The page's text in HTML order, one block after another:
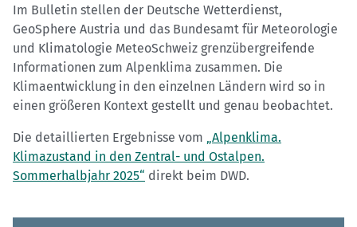
Im Bulletin stellen der Deutsche Wetterdienst,
GeoSphere Austria und das Bundesamt für Meteorologie
und Klimatologie MeteoSchweiz grenzübergreifende
Informationen zum Alpenklima zusammen. Die
Klimaentwicklung in den einzelnen Ländern wird so in
einen größeren Kontext gestellt und genau beobachtet.
Die detaillierten Ergebnisse vom „Alpenklima.
Klimazustand in den Zentral- und Ostalpen.
Sommerhalbjahr 2025“ direkt beim DWD.